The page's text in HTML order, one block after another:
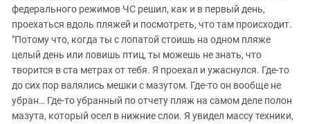
федерального режимов ЧС решил, как и в первый день,
проехаться вдоль пляжей и посмотреть, что там происходит.
"Потому что, когда ты с лопатой стоишь на одном пляже
целый день или ловишь птиц, ты можешь не знать, что
творится в ста метрах от тебя. Я проехал и ужаснулся. Где-то
до сих пор валялись мешки с мазутом. Где-то он вообще не
убран… Где-то убранный по отчету пляж на самом деле полон
мазута, который осел в нижние слои. Я увидел массу техники,